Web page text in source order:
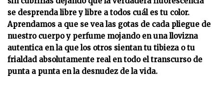
se desprenda libre y libre a todos cuál es tu color.
Aprendamos a que se vea las gotas de cada pliegue de
nuestro cuerpo y perfume mojando en una llovizna
autentica en la que los otros sientan tu tibieza o tu
frialdad absolutamente real en todo el transcurso de
punta a punta en la desnudez de la vida.